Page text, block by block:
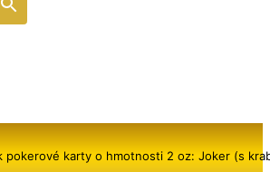
pokerové karty o hmotnosti 2 oz: Joker (s